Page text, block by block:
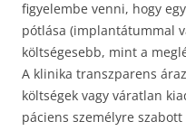
figyelembe venni, hogy
pótlása (implantátummal
költségesebb, mint a
A klinika transzparens
költségek vagy váratlan
páciens személyre